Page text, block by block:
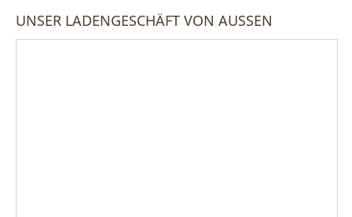
UNSER LADENGESCHÄFT VON AUSSEN